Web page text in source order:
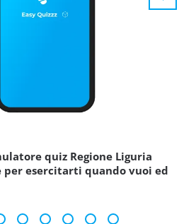
quiz Regione Liguria
per esercitarti quando vuoi ed